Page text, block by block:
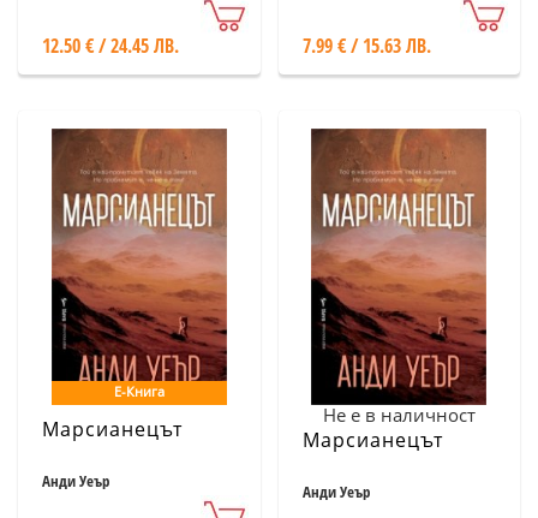
12.50 € / 24.45 ЛВ. 7.99 € / 15.63 ЛВ.
Е-Книга
Марсианецът
Анди Уеър
Не е в наличност
Марсианецът
Анди Уеър